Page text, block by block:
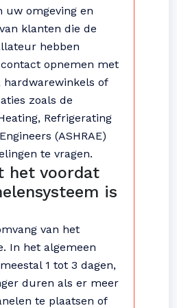
uw omgeving en
klanten die de
hebben
opnemen met
of
zoals de
Refrigerating
(ASHRAE)
te vragen.
het voordat
is
van het
In het algemeen
1 tot 3 dagen,
duren als er meer
te plaatsen of